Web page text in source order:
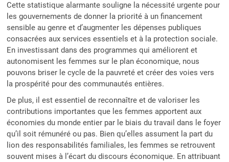
Cette statistique alarmante souligne la nécessité urgente pour
les gouvernements de donner la priorité à un financement
sensible au genre et d’augmenter les dépenses publiques
consacrées aux services essentiels et à la protection sociale.
En investissant dans des programmes qui améliorent et
autonomisent les femmes sur le plan économique, nous
pouvons briser le cycle de la pauvreté et créer des voies vers
la prospérité pour des communautés entières.
De plus, il est essentiel de reconnaître et de valoriser les
contributions importantes que les femmes apportent aux
économies du monde entier par le biais du travail dans le foyer
qu’il soit rémunéré ou pas. Bien qu’elles assument la part du
lion des responsabilités familiales, les femmes se retrouvent
souvent mises à l’écart du discours économique. En attribuant